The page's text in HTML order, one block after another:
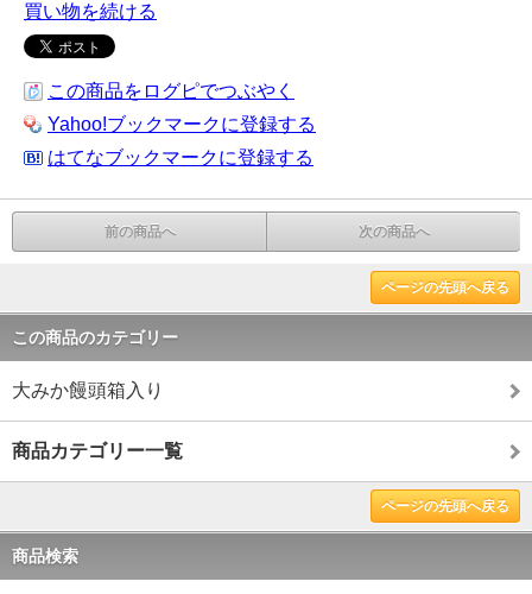
買い物を続ける
この商品をログピでつぶやく
Yahoo!ブックマークに登録する
はてなブックマークに登録する
前の商品へ 次の商品へ
ページの先頭へ戻る
この商品のカテゴリー
大みか饅頭箱入り
商品カテゴリー一覧
ページの先頭へ戻る
商品検索